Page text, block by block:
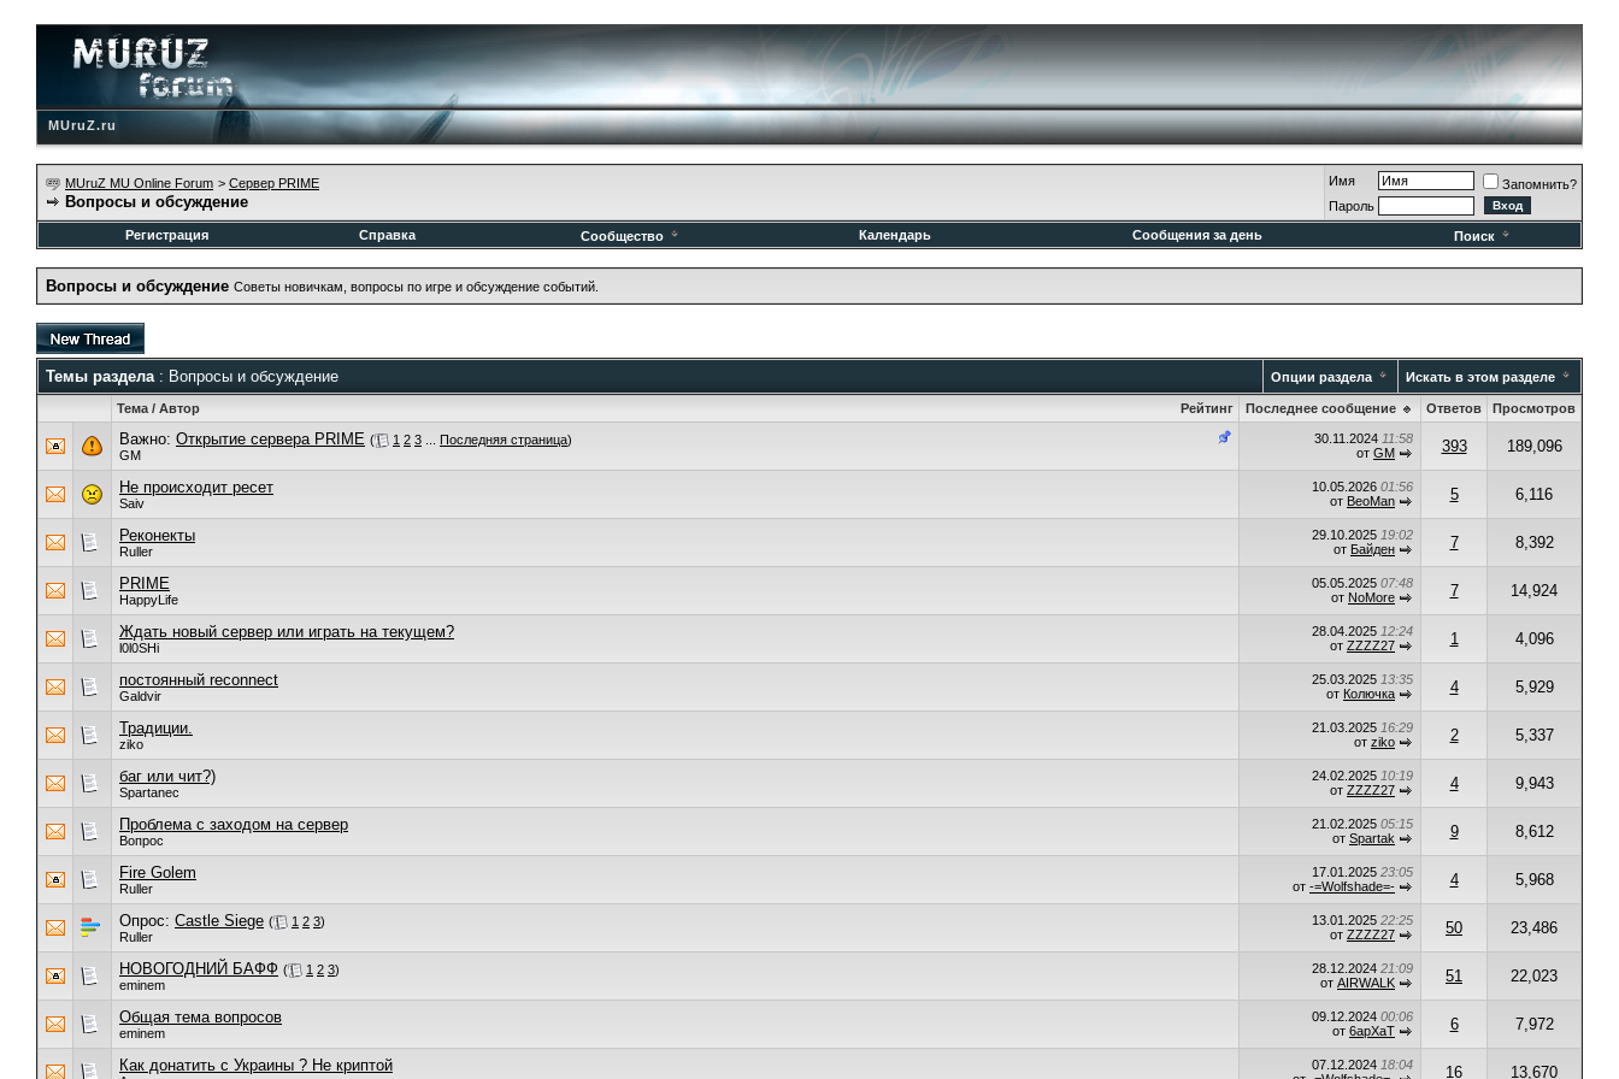
MUruZ.ru
MUruZ MU Online Forum > Сервер PRIME
Вопросы и обсуждение
Имя
Запомнить?
Пароль
Регистрация
Справка Сообщество Календарь Сообщения за день Поиск
Вопросы и обсуждение Советы новичкам, вопросы по игре и обсуждение событий.
Темы раздела: Вопросы и обсуждение Опции раздела Искать в этом разделе
Рейтинг
Тема / Автор Последнее сообщение Ответов Просмотров
Важно: Открытие сервера PRIME ( 1 2 3 Последняя страница)
GM
30.11.2024 11:58
от GM 393 189,096
Не происходит ресет
Saiv
10.05.2026 01:56
от BeoMan 5 6,116
Реконекты
Ruller
29.10.2025 19:02
от Байден 7 8,392
PRIME
HappyLife
05.05.2025 07:48
от NoMore 7 14,924
Ждать новый сервер или играть на текущем?
l0l0SHi
28.04.2025 12:24
от ZZZZ27 1 4,096
постоянный reconnect
Galdvir
25.03.2025 13:35
от Колючка 4 5,929
Традиции.
ziko
21.03.2025 16:29
от ziko 2 5,337
баг или чит?)
Spartanec
24.02.2025 10:19
от ZZZZ27 4 9,943
Проблема с заходом на сервер
Вопрос
21.02.2025 05:15
от Spartak 9 8,612
Fire Golem
Ruller
17.01.2025 23:05
от -=Wolfshade=- 4 5,968
Опрос: Castle Siege ( 1 2 3)
Ruller
13.01.2025 22:25
от ZZZZ27 50 23,486
НОВОГОДНИЙ БАФФ ( 1 2 3)
eminem
28.12.2024 21:09
от AIRWALK 51 22,023
Общая тема вопросов
eminem
09.12.2024 00:06
от 6apXaT 6 7,972
Как донатить с Украины ? Не криптой 07.12.2024 18:04
16 13,670